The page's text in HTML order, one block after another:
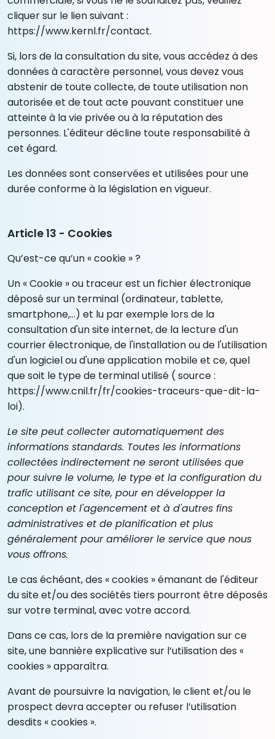
cliquer sur le lien suivant :
https://www.kernl.fr/contact.
Si, lors de la consultation du site, vous accédez à des
données à caractère personnel, vous devez vous
abstenir de toute collecte, de toute utilisation non
autorisée et de tout acte pouvant constituer une
atteinte à la vie privée ou à la réputation des
personnes. L'éditeur décline toute responsabilité à
cet égard.
Les données sont conservées et utilisées pour une
durée conforme à la législation en vigueur.
Article 13 - Cookies
Qu’est-ce qu’un « cookie » ?
Un « Cookie » ou traceur est un fichier électronique
déposé sur un terminal (ordinateur, tablette,
smartphone,…) et lu par exemple lors de la
consultation d'un site internet, de la lecture d'un
courrier électronique, de l'installation ou de l'utilisation
d'un logiciel ou d'une application mobile et ce, quel
que soit le type de terminal utilisé ( source :
https://www.cnil.fr/fr/cookies-traceurs-que-dit-la-
loi).
Le site peut collecter automatiquement des
informations standards. Toutes les informations
collectées indirectement ne seront utilisées que
pour suivre le volume, le type et la configuration du
trafic utilisant ce site, pour en développer la
conception et l'agencement et à d'autres fins
administratives et de planification et plus
généralement pour améliorer le service que nous
vous offrons.
Le cas échéant, des « cookies » émanant de l'éditeur
du site et/ou des sociétés tiers pourront être déposés
sur votre terminal, avec votre accord.
Dans ce cas, lors de la première navigation sur ce
site, une bannière explicative sur l’utilisation des «
cookies » apparaîtra.
Avant de poursuivre la navigation, le client et/ou le
prospect devra accepter ou refuser l’utilisation
desdits « cookies ».